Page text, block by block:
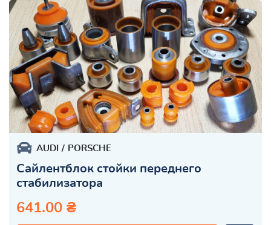
AUDI PORSCHE
Сайлентблок стойки переднего
стабилизатора
641.00 ₴